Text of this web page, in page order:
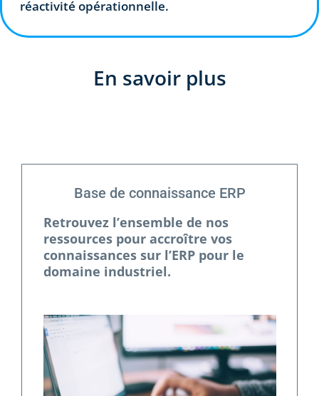
réactivité opérationnelle.
En savoir plus
Base de connaissance ERP
Retrouvez l’ensemble de nos
ressources pour accroître vos
connaissances sur l’ERP pour le
domaine industriel.